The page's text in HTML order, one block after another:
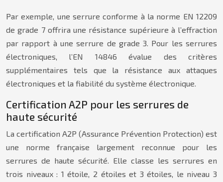
Par exemple, une serrure conforme à la norme EN 12209
de grade 7 offrira une résistance supérieure à l’effraction
par rapport à une serrure de grade 3. Pour les serrures
électroniques, l’EN 14846 évalue des critères
supplémentaires tels que la résistance aux attaques
électroniques et la fiabilité du système électronique.
Certification A2P pour les serrures de
haute sécurité
La certification A2P (Assurance Prévention Protection) est
une norme française largement reconnue pour les
serrures de haute sécurité. Elle classe les serrures en
trois niveaux : 1 étoile, 2 étoiles et 3 étoiles, le niveau 3